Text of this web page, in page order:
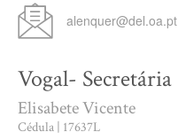
alenquer@del.oa.pt
Vogal- Secretária
Elisabete Vicente
Cédula | 17637L